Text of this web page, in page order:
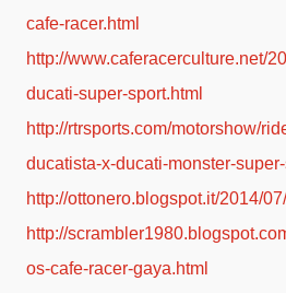
cafe-racer.html
http://www.caferacerculture.net/
ducati-super-sport.html
http://rtrsports.com/motorshow/
ducatista-x-ducati-monster-
http://ottonero.blogspot.it/2014/
http://
os-cafe-racer-gaya.html